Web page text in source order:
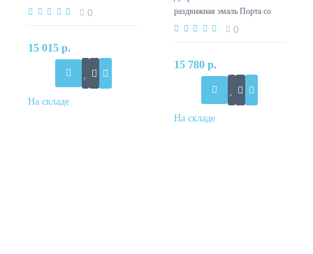
со стеклом серия 0
15 015 р.
раздвижная эмаль Порта со
стеклом слоновая кость серия
0
15 780 р.